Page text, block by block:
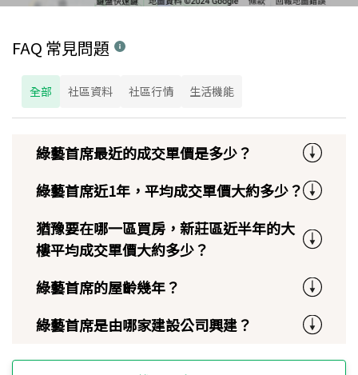
FAQ 常見問題
全部 社區資料 社區行情 生活機能
綠藝首席最近的成交單價是多少？
綠藝首席近1年，平均成交單價大約多少？
猶豫要在哪一區買房，新莊區近半年的大
樓平均成交單價大約多少？
綠藝首席的屋齡幾年？
綠藝首席是由哪家建設公司興建？